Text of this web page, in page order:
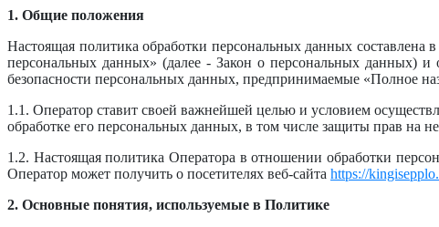
1. Общие положения
Настоящая политика обработки персональных данных
персональных данных» (далее - Закон о персональных данных)
безопасности персональных данных, предпринимаемые «Полное
1.1. Оператор ставит своей важнейшей целью и условием
обработке его персональных данных, в том числе защиты прав на
1.2. Настоящая политика Оператора в отношении обработки
Оператор может получить о посетителях веб-сайта https://
2. Основные понятия, используемые в Политике